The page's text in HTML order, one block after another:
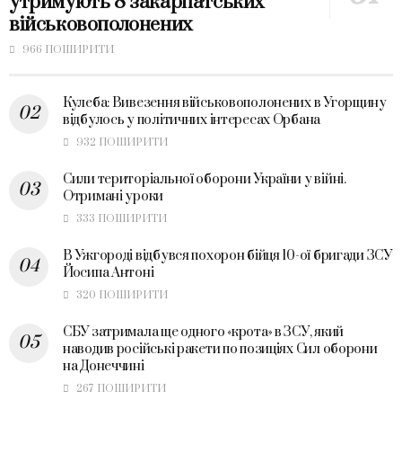
військовополонених
966 ПОШИРИТИ
Кулеба: Вивезення військовополонених в Угорщину
відбулось у політичних інтересах Орбана
932 ПОШИРИТИ
Сили територіальної оборони України у війні.
Отримані уроки
333 ПОШИРИТИ
В Ужгороді відбувся похорон бійця 10-ої бригади ЗСУ
Йосипа Антоні
320 ПОШИРИТИ
СБУ затримала ще одного «крота» в ЗСУ, який
наводив російські ракети по позиціях Сил оборони
на Донеччині
267 ПОШИРИТИ